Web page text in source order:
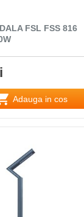
FSL FSS 816
Adauga in cos